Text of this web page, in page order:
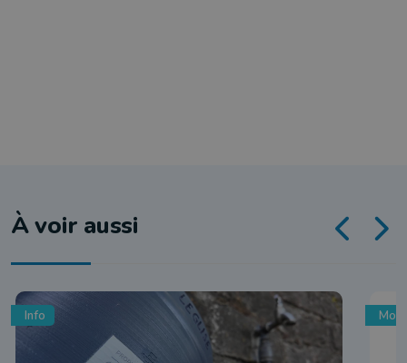
À voir aussi
Info